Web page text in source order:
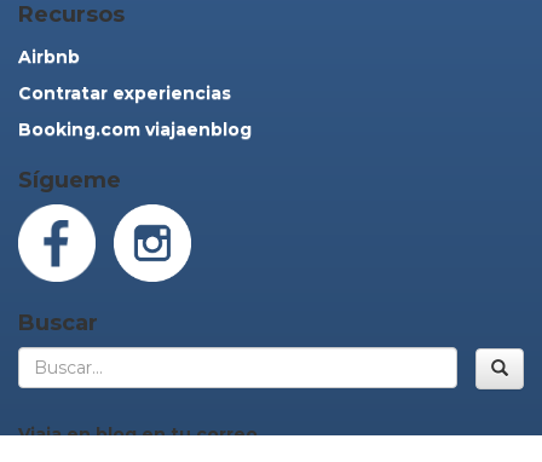
Recursos
Airbnb
Contratar experiencias
Booking.com viajaenblog
Sígueme
Buscar
Viaja en blog en tu correo